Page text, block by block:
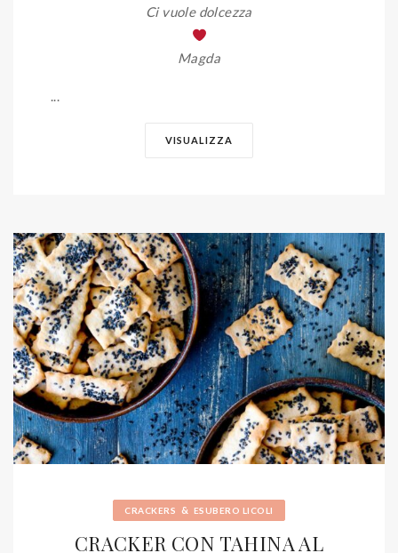
Ci vuole dolcezza
Magda
...
VISUALIZZA
CRACKERS & ESUBERO LICOLI
CRACKER CON TAHINA AL